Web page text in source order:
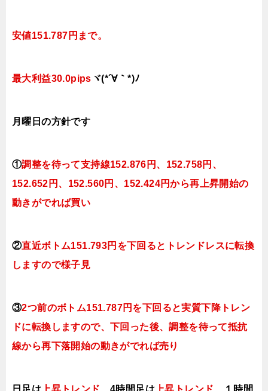
安値151.787円まで。
最大利益30.0pips ヾ(*´∀｀*)ﾉ
月曜日の方針です
①調整を待って支持線152.876 円、152.758円 、
152.652円、152.560円、152.424円から再上昇開始の
動きがでれば買い
②直近ボトム151.793円を下回るとトレンドレスに転換
しますので様子見
③2つ前のボトム151.787円を下回ると実質下降トレン
ドに転換 しますので、下回った後、調整を待って抵抗
線から再下落開始の動きがでれば売り